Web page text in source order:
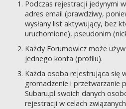
Podczas rejestracji jedynymi
adres email (prawdziwy,
wysłany list aktywujący, bez
uruchomione), pseudonim
Każdy Forumowicz może
jednego konta (profilu).
Każda osoba rejestrująca się
gromadzenie i przetwarzanie
Subaru.pl swoich danych
rejestracji w celach